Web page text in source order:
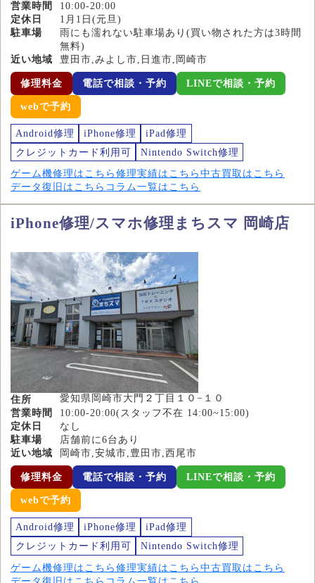
営業時間
10:00-20:00
定休日
1月1日(元旦)
駐車場
雨にも濡れない駐車場あり(買い物された方は3時間
無料)
近い地域
豊田市,みよし市,日進市,岡崎市
修理料金 電話で相談・予約 LINEで相談・予約
webで予約
Android修理 iPhone修理
iPad修理
クレジットカード利用可
Nintendo Switch修理
ゲーム機修理はこちら 修理実績はこちら 中古買取はこちら
データ復旧はこちら コラム一覧はこちら
iPhone修理/スマホ修理まちスマ 岡崎店
住所
愛知県岡崎市大門２丁目１０−１０
営業時間
10:00-20:00(スタッフ不在 14:00~15:00)
定休日
なし
駐車場
店舗前に6台あり
近い地域
岡崎市,安城市,豊田市,西尾市
修理料金 電話で相談・予約 LINEで相談・予約
webで予約
Android修理 iPhone修理
iPad修理
クレジットカード利用可
Nintendo Switch修理
ゲーム機修理はこちら 修理実績はこちら 中古買取はこちら
データ復旧はこちら コラム一覧はこちら